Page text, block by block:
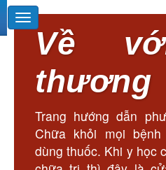
Về
thương
Trang hướng dẫn
Chữa khỏi mọi
dùng thuốc. Khi y học